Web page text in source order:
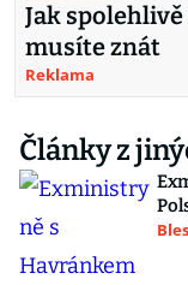
Jak
musíte znát
Reklama
Články z